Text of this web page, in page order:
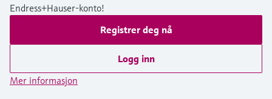
Endress+Hauser-konto!
Registrer deg nå
Logg inn
Mer informasjon